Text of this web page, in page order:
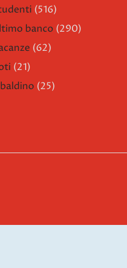
(516)
banco (290)
(62)
(21)
(25)